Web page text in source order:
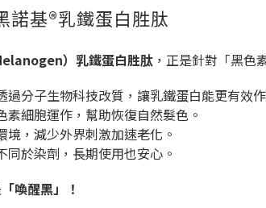
基®乳鐵蛋白胜肽
）乳鐵蛋白胜肽 ，正是針對「黑色
過分子生物科技改質，讓乳鐵蛋白能更有效
素細胞運作，幫助恢復自然髮色。
境，減少外界刺激加速老化。
同於染劑，長期使用也安心。
喚醒黑」！